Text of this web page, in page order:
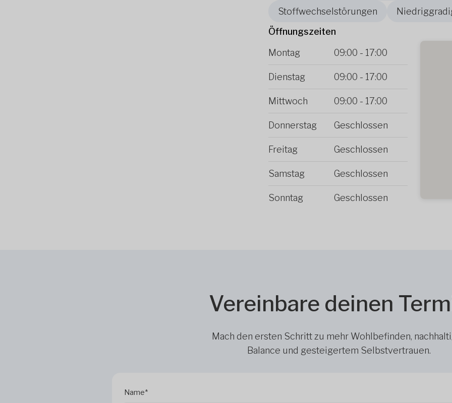
Stoffwechselstörungen
Öffnungszeiten
Montag
09:00 - 17:00
Dienstag 09:00 - 17:00
Mittwoch 09:00 - 17:00
Donnerstag Geschlossen
Freitag Geschlossen
Samstag Geschlossen
Sonntag Geschlossen
Vereinbare deinen
Mach den ersten Schritt zu mehr Wohlbefinden,
Balance und gesteigertem Selbstvertrauen.
Name*